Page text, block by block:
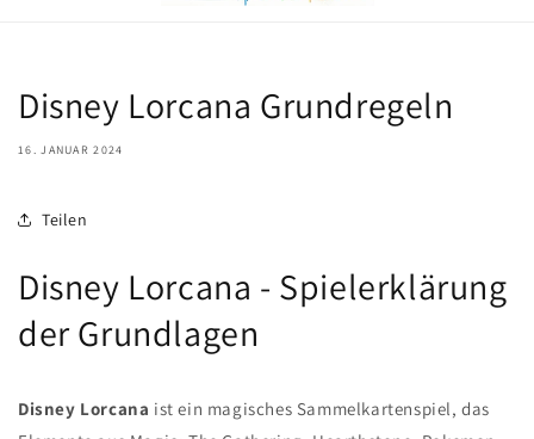
Disney Lorcana Grundregeln
16. JANUAR 2024
Teilen
Disney Lorcana - Spielerklärung
der Grundlagen
Disney Lorcana ist ein magisches Sammelkartenspiel, das